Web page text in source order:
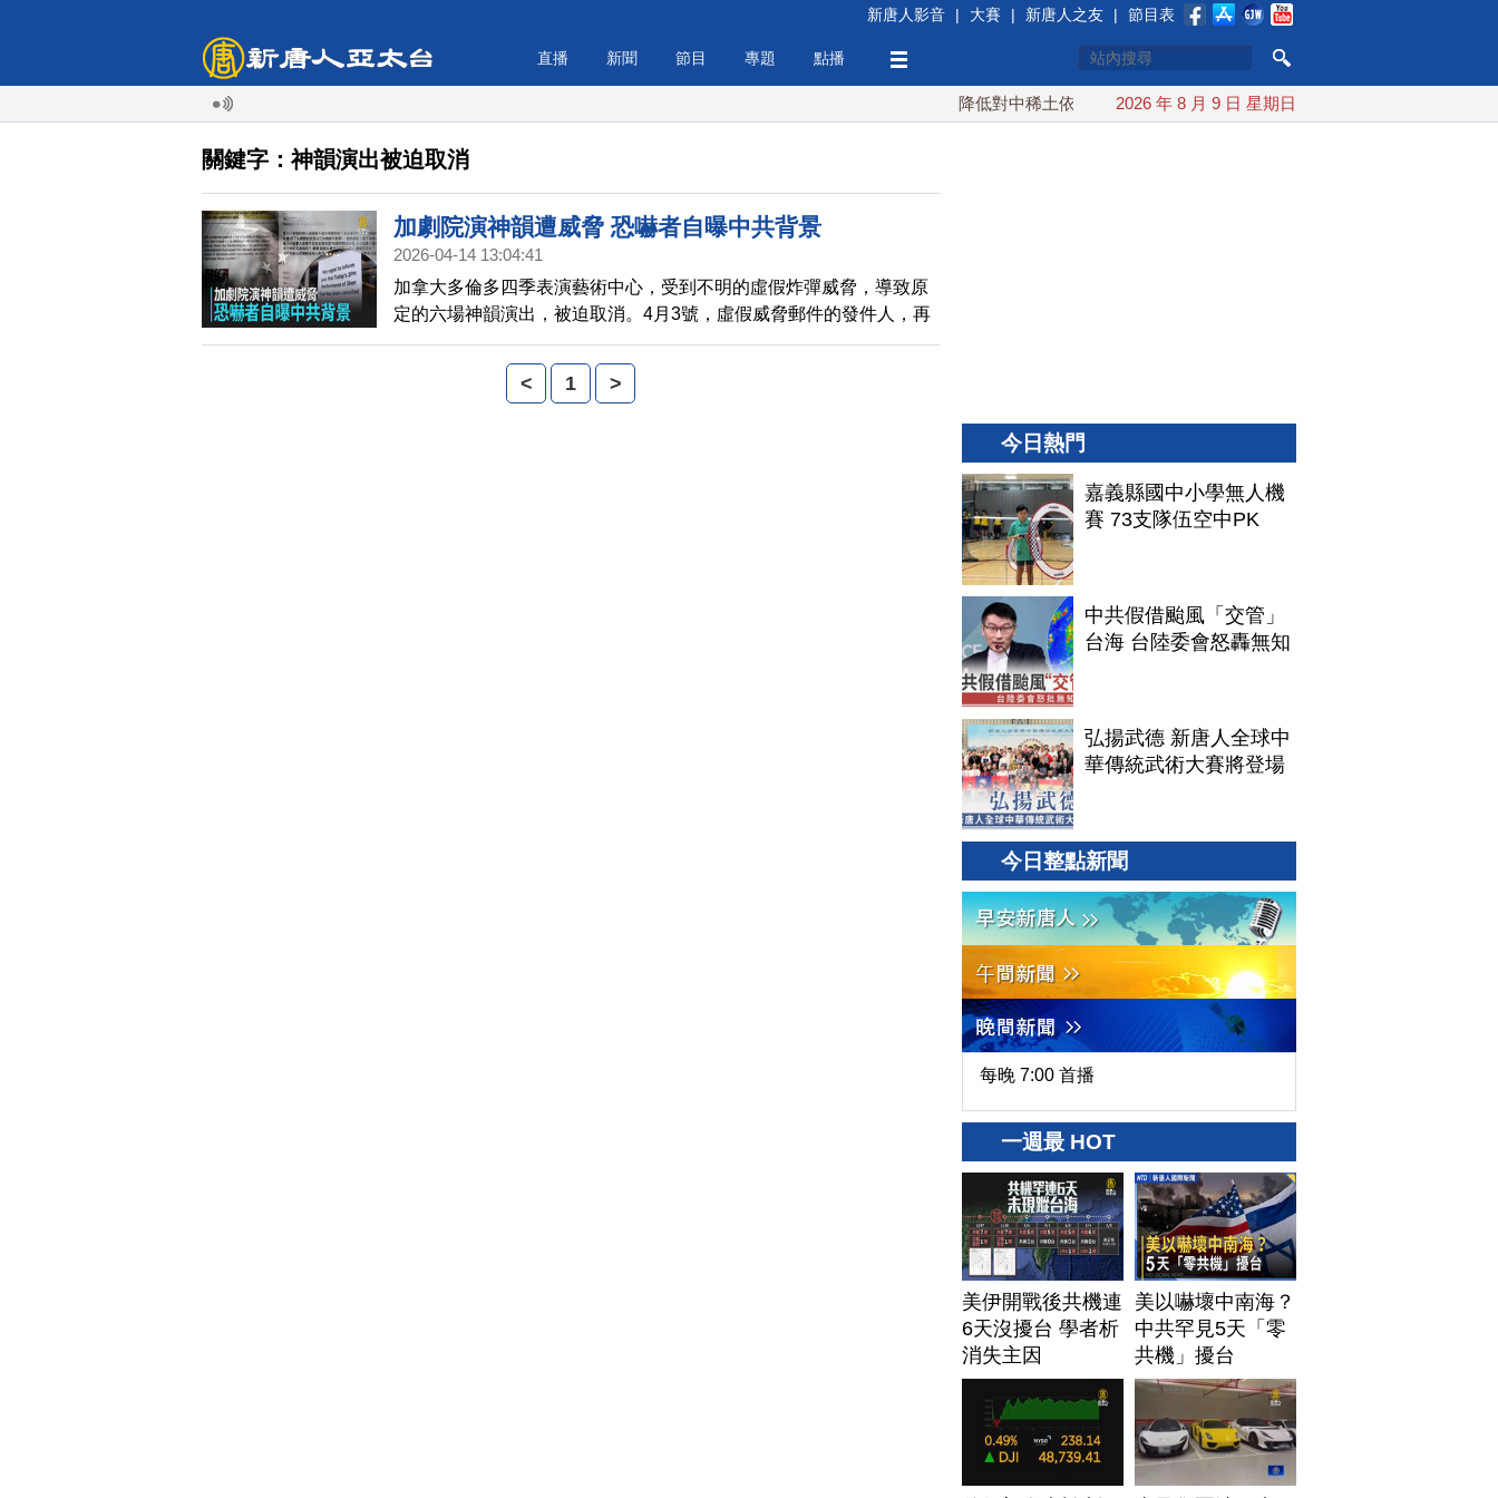
新唐人影音 | 大賽 | 新唐人之友 | 節目表
直播 新聞 節目 專題 點播
降低對中稀土依賴 川普宣布礦業投資20億美元
2026 年 8 月 9 日 星期日
關鍵字：神韻演出被迫取消
加劇院演神韻遭威脅 恐嚇者自曝中共背景
2026-04-14 13:04:41
加拿大多倫多四季表演藝術中心，受到不明的虛假炸彈威脅，導致原
定的六場神韻演出，被迫取消。4月3號，虛假威脅郵件的發件人，再
次發送兩封中文郵件挑釁，並自曝與中共有關。
< 1 >
今日熱門
嘉義縣國中小學無人機
賽 73支隊伍空中PK
中共假借颱風「交管」
台海 台陸委會怒轟無知
弘揚武德 新唐人全球中
華傳統武術大賽將登場
今日整點新聞
每晚 7:00 首播
一週最 HOT
美伊開戰後共機連
6天沒擾台 學者析
消失主因
美以嚇壞中南海？
中共罕見5天「零
共機」擾台